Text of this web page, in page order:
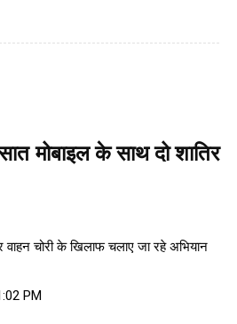
मोबाइल के साथ दो शातिर
चोरी के खिलाफ चलाए जा रहे अभियान
PM